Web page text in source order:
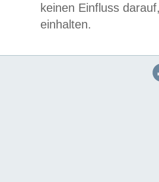
keinen Einfluss
einhalten.